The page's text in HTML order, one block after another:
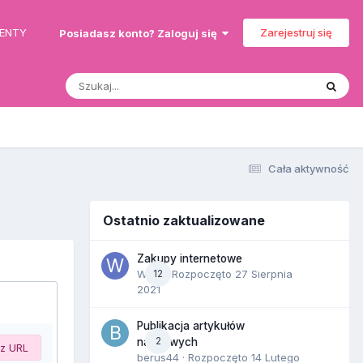
Posiadasz konto? Zaloguj się Zarejestruj się
Cała aktywność
URL
Ostatnio zaktualizowane
12
Zakupy internetowe
Wula · Rozpoczęto 27 Sierpnia
2021
2
Publikacja artykułów
naukowych
berus44 · Rozpoczęto 14 Lutego